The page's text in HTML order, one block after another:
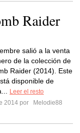
Raider
salió a la venta
de la colección de
Raider (2014). Este
disponible de
Leer el resto
2014 por
Melodie88